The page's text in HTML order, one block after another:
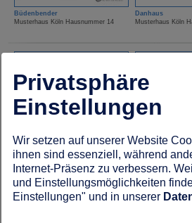
Büdenbender
Musterhaus Köln Hausnummer 14
Danhaus
Musterhaus Köln
ELK Fertighaus
Musterhaus Köln Hausnummer 25
FingerHaus
Musterhaus Köln
Privatsphäre
Einstellungen
Wir setzen auf unserer Website
ihnen sind essenziell, während
Internet-Präsenz zu verbessern.
und Einstellungsmöglichkeiten
Einstellungen" und in unserer